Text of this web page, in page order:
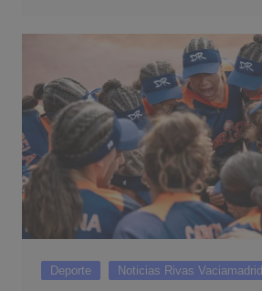
Deporte Noticias Rivas Vaciamadrid